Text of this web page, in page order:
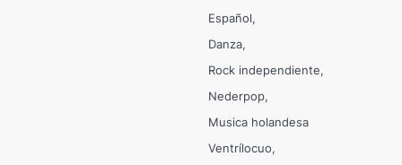
Español
Danza
Rock independiente
Nederpop
Musica holandesa
Ventrílocuo